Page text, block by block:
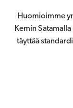
Huomioimme
Kemin
täyttää